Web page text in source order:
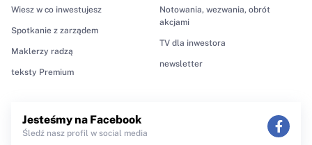
Wiesz w co inwestujesz
Spotkanie z zarządem
Maklerzy radzą
teksty Premium
Notowania, wezwania, obrót
akcjami
TV dla inwestora
newsletter
Jesteśmy na Facebook
Śledź nasz profil w social media